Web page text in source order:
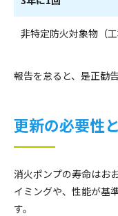
非特定防火対象物（
報告を怠ると、是正勧
更新の必要性
消火ポンプの寿命はお
イミングや、性能が基
す。